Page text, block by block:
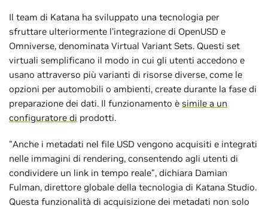
Il team di Katana ha sviluppato una tecnologia per
sfruttare ulteriormente l'integrazione di OpenUSD e
Omniverse, denominata Virtual Variant Sets. Questi set
virtuali semplificano il modo in cui gli utenti accedono e
usano attraverso più varianti di risorse diverse, come le
opzioni per automobili o ambienti, create durante la fase di
preparazione dei dati. Il funzionamento è simile a un
configuratore di prodotti.
"Anche i metadati nel file USD vengono acquisiti e integrati
nelle immagini di rendering, consentendo agli utenti di
condividere un link in tempo reale", dichiara Damian
Fulman, direttore globale della tecnologia di Katana Studio.
Questa funzionalità di acquisizione dei metadati non solo